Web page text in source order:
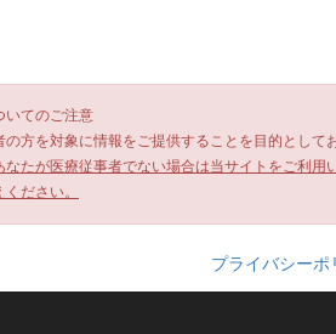
てのご注意
の方を対象に情報をご提供することを目的とし
なたが医療従事者でない場合は当サイトをご利
ださい。
プライバシーポ